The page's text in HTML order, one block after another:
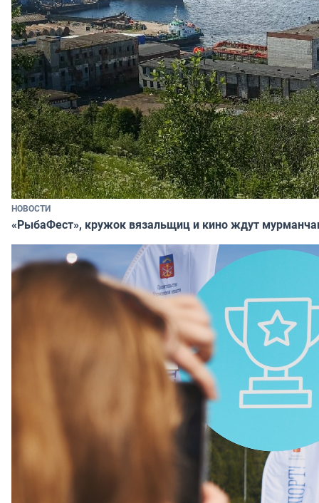
НОВОСТИ
«РыбаФест», кружок вязальщиц и кино ждут